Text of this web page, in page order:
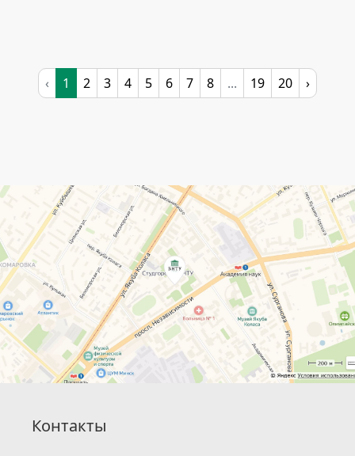
‹ 1 2 3 4 5 6 7 8 ... 19 20 ›
Контакты